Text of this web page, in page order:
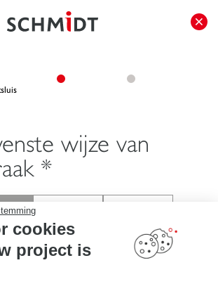
cookies
project is
wijze van
*
telefonisch bij mij thuis